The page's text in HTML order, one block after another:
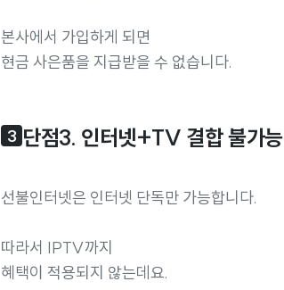
본사에서 가입하게 되면
현금 사은품을 지급받을 수 없습니다.
3 단점3. 인터넷+TV 결합 불가능
선불인터넷은 인터넷 단독만 가능합니다.
따라서 IPTV까지
혜택이 적용되지 않는데요.